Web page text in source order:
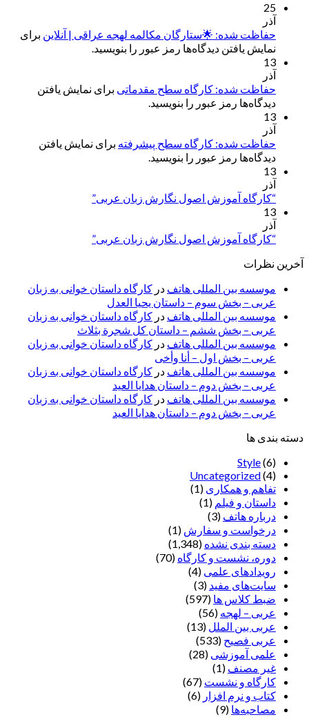
25
آذر
حفاظت شده: 🌟ستارگان مکالمه لهجه عراقی | آنلاین برای
نمایش یافتن دیدگاه‌ها رمز عبور را بنویسید.
13
آذر
حفاظت شده: کارگاه سطح مقدماتی برای نمایش یافتن
دیدگاه‌ها رمز عبور را بنویسید.
13
آذر
حفاظت شده: کارگاه سطح پیشرفته برای نمایش یافتن
دیدگاه‌ها رمز عبور را بنویسید.
13
آذر
“کارگاه آموزش اصول نگارش زبان عربی”
13
آذر
“کارگاه آموزش اصول نگارش زبان عربی”
آخرین نظرات
موسسه بین المللی هاتف در کارگاه داستان خوانی به زبان
عربی – بخش سوم – داستان یحیا العدل
موسسه بین المللی هاتف در کارگاه داستان خوانی به زبان
عربی – بخش ششم – داستان کل شجرة بثلاث
موسسه بین المللی هاتف در کارگاه داستان خوانی به زبان
عربی – بخش اول – أنا وأخی
موسسه بین المللی هاتف در کارگاه داستان خوانی به زبان
عربی – بخش دوم – داستان هدایا العید
موسسه بین المللی هاتف در کارگاه داستان خوانی به زبان
عربی – بخش دوم – داستان هدایا العید
دسته بندی ها
Style(6)
Uncategorized(4)
تفاهم و همکاری (1)
داستان و فیلم (1)
درباره هاتف (3)
درخواست و سفارش (1)
دسته بندی نشده (1,348)
دوره، نشست و کارگاه (70)
رویدادهای علمی (4)
سایت‌های مفید (3)
ضبط کلاس ها (597)
عربی – لهجه (56)
عربی بین الملل (13)
عربی فصیح (533)
علمی آموزشی (28)
غير مصنف (1)
کارگاه و نشست (67)
کتاب و نرم افزار (6)
مصاحبه‌ها (9)